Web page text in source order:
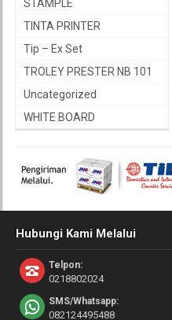
STAMPLE
TINTA PRINTER
Tip – Ex Set
TROLEY PRESTER NB 101
Uncategorized
WHITE BOARD
Hubungi Kami Melalui
Telpon:
0218802024
SMS/Whatsapp:
082124495488